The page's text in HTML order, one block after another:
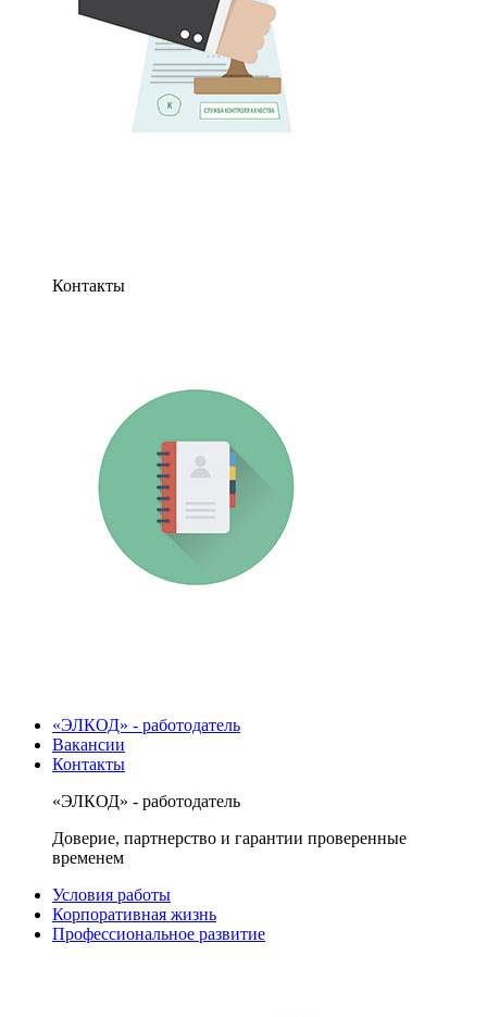
Контакты
«ЭЛКОД» - работодатель
Вакансии
Контакты
«ЭЛКОД» - работодатель
Доверие, партнерство и гарантии проверенные
временем
Условия работы
Корпоративная жизнь
Профессиональное развитие